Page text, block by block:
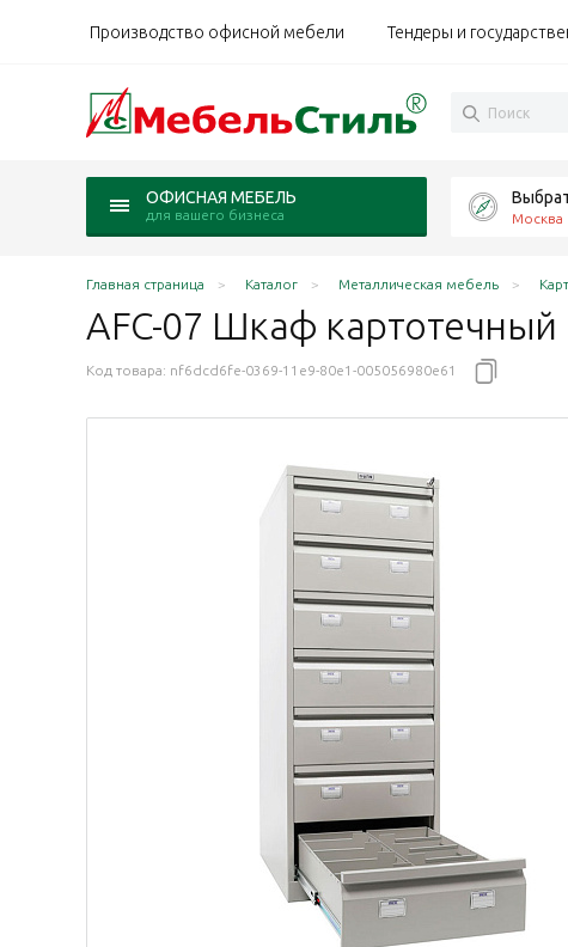
Производство офисной мебели Тендеры и
ОФИСНАЯ МЕБЕЛЬ
для вашего бизнеса Москва
Главная страница Каталог Металлическая мебель
AFC-07 Шкаф картотечный
Код товара: nf6dcd6fe-0369-11e9-80e1-005056980e61